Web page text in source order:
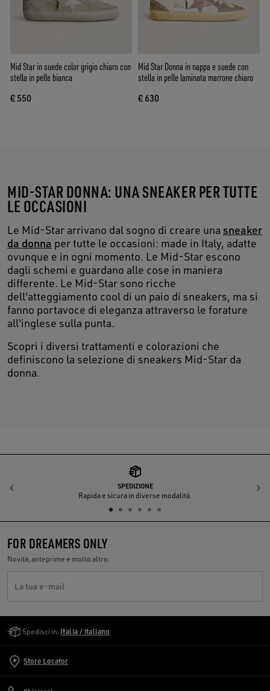
Mid Star in suede color grigio chiaro con
stella in pelle bianca
€ 550
Mid Star Donna in nappa e suede con
stella in pelle laminata marrone chiaro
€ 630
MID-STAR DONNA: UNA SNEAKER PER TUTTE
LE OCCASIONI
Le Mid-Star arrivano dal sogno di creare una sneaker
da donna per tutte le occasioni: made in Italy, adatte
ovunque e in ogni momento. Le Mid-Star escono
dagli schemi e guardano alle cose in maniera
differente. Le Mid-Star sono ricche
dell'atteggiamento cool di un paio di sneakers, ma si
fanno portavoce di eleganza attraverso le forature
all'inglese sulla punta.
Scopri i diversi trattamenti e colorazioni che
definiscono la selezione di sneakers Mid-Star da
donna.
SPEDIZIONE
Rapida e sicura in diverse modalità.
Indietro
FOR DREAMERS ONLY
Novità, anteprime e molto altro.
La tua e-mail
Spedisci in: Italia / italiano
Store Locator